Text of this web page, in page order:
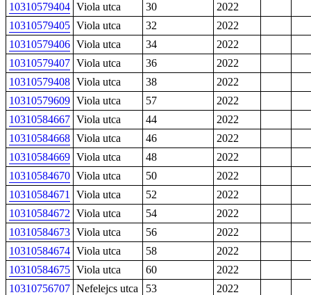
10310579404 Viola utca 30
2022
10310579405 Viola utca 32
2022
10310579406 Viola utca 34
2022
10310579407 Viola utca 36
2022
10310579408 Viola utca 38
2022
10310579609 Viola utca 57
2022
10310584667 Viola utca 44
2022
10310584668 Viola utca 46
2022
10310584669 Viola utca 48
2022
10310584670 Viola utca 50
2022
10310584671
Viola utca 52
2022
10310584672 Viola utca 54
2022
10310584673 Viola utca 56
2022
10310584674 Viola utca 58
2022
10310584675 Viola utca 60
2022
10310756707 Nefelejcs utca 53 2022